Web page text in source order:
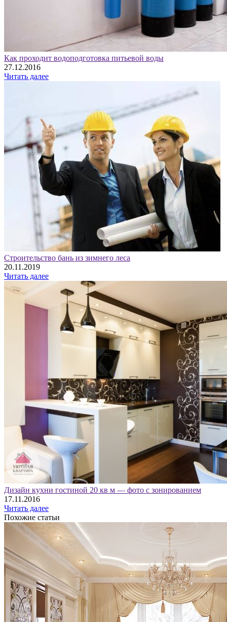
Как проходит водоподготовка питьевой воды
27.12.2016
Читать далее
Строительство бань из зимнего леса
20.11.2019
Читать далее
Дизайн кухни гостиной 20 кв м — фото с зонированием
17.11.2016
Читать далее
Похожие статьи